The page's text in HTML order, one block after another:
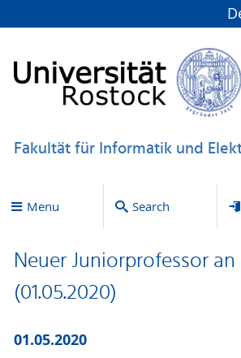
Fakultät für Informatik und
Menu Search
Neuer Juniorprofessor an
(01.05.2020)
01.05.2020